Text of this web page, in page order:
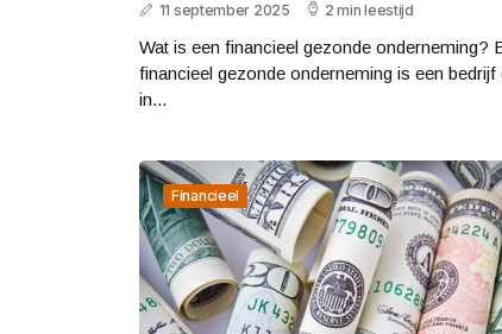
11 september 2025 2 min leestijd
Wat is een financieel gezonde onderneming?
financieel gezonde onderneming is een bedrijf
in...
Financieel